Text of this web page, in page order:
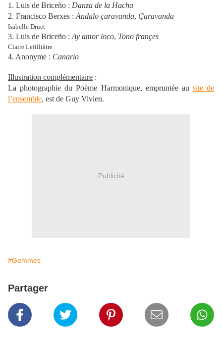
1. Luis de Briceño : Danza de la Hacha
2. Francisco Berxes : Andalo çaravanda, Çaravanda
Isabelle Druet
3. Luis de Briceño : Ay amor loco, Tono françes
Claire Lefilliâtre
4. Anonyme : Canario
Illustration complémentaire :
La photographie du Poème Harmonique, empruntée au site de
l’ensemble, est de Guy Vivien.
Publicité
#Gemmes
Partager